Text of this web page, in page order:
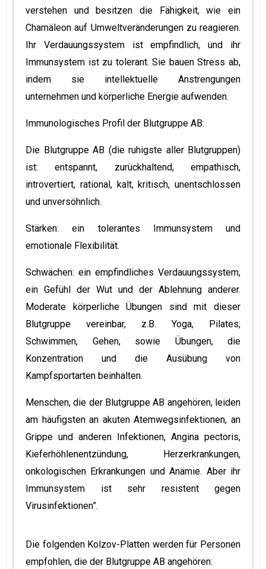
verstehen und besitzen die Fähigkeit, wie ein
Chamäleon auf Umweltveränderungen zu reagieren.
Ihr Verdauungssystem ist empfindlich, und ihr
Immunsystem ist zu tolerant. Sie bauen Stress ab,
indem sie intellektuelle Anstrengungen
unternehmen und körperliche Energie aufwenden.
Immunologisches Profil der Blutgruppe AB:
Die Blutgruppe AB (die ruhigste aller Blutgruppen)
ist: entspannt, zurückhaltend, empathisch,
introvertiert, rational, kalt, kritisch, unentschlossen
und unversöhnlich.
Stärken: ein tolerantes Immunsystem und
emotionale Flexibilität.
Schwächen: ein empfindliches Verdauungssystem,
ein Gefühl der Wut und der Ablehnung anderer.
Moderate körperliche Übungen sind mit dieser
Blutgruppe vereinbar, z.B. Yoga, Pilates,
Schwimmen, Gehen, sowie Übungen, die
Konzentration und die Ausübung von
Kampfsportarten beinhalten.
Menschen, die der Blutgruppe AB angehören, leiden
am häufigsten an akuten Atemwegsinfektionen, an
Grippe und anderen Infektionen, Angina pectoris,
Kieferhöhlenentzündung, Herzerkrankungen,
onkologischen Erkrankungen und Anämie. Aber ihr
Immunsystem ist sehr resistent gegen
Virusinfektionen”.
Die folgenden Kolzov-Platten werden für Personen
empfohlen, die der Blutgruppe AB angehören: